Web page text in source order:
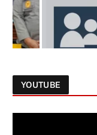
YOUTUBE